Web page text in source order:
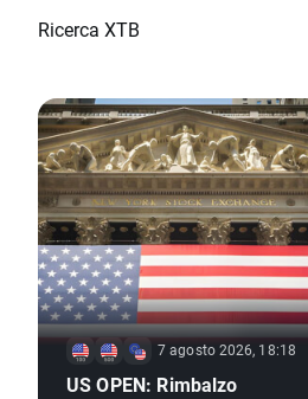
Ricerca XTB
7 agosto 2026, 18:18
US OPEN: Rimbalzo